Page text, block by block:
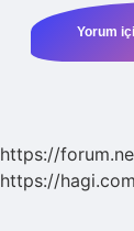
https://
https://